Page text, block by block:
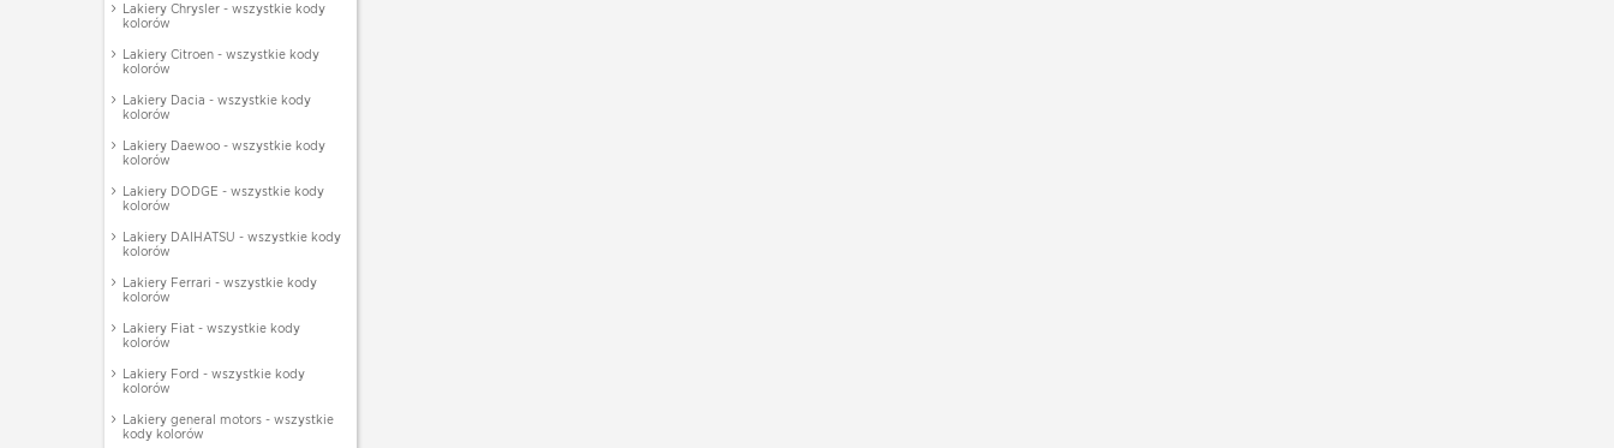
Lakiery Chrysler - wszystkie kody
kolorów
Lakiery Citroen - wszystkie kody
kolorów
Lakiery Dacia - wszystkie kody
kolorów
Lakiery Daewoo - wszystkie kody
kolorów
Lakiery DODGE - wszystkie kody
kolorów
Lakiery DAIHATSU - wszystkie kody
kolorów
Lakiery Ferrari - wszystkie kody
kolorów
Lakiery Fiat - wszystkie kody
kolorów
Lakiery Ford - wszystkie kody
kolorów
Lakiery general motors - wszystkie
kody kolorów